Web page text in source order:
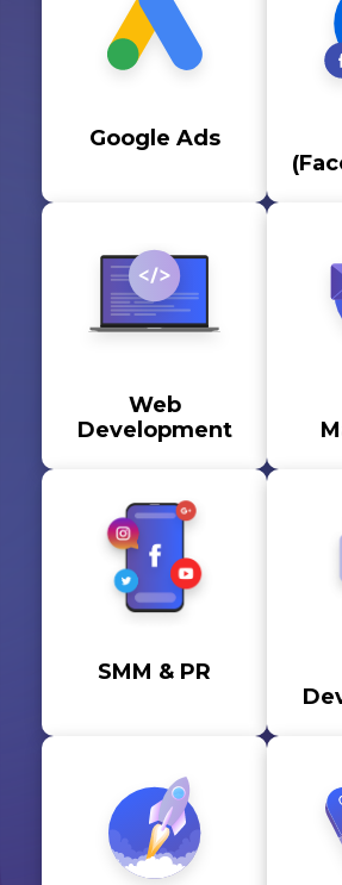
Умови використання
Політика приватності
Контакти
Умови використання
©2026 Svitsoft Digital Transformation
Google Ads
Web
Development
SMM & PR